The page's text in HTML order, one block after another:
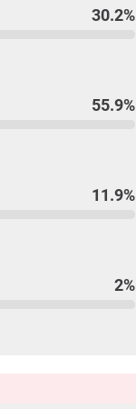
30.2%
55.9%
11.9%
2%